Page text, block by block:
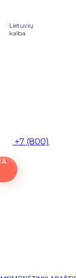
Lietuvių
kalba
+7 (800)